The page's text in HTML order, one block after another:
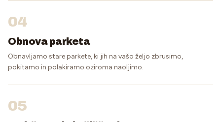
04
Obnova parketa
Obnavljamo stare parkete, ki jih na vašo željo zbrusimo,
pokitamo in polakiramo oziroma naoljimo.
05